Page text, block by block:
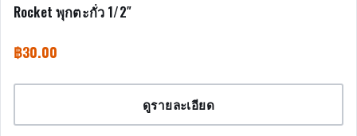
Rocket พุกตะกั่ว 1/2″
฿30.00
ดูรายละเอียด